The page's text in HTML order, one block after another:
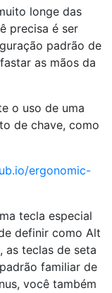
longe das
precisa é ser
padrão de
as mãos da
o uso de uma
de chave, como
ergonomic-
tecla especial
definir como Alt
as teclas de seta
familiar de
você também